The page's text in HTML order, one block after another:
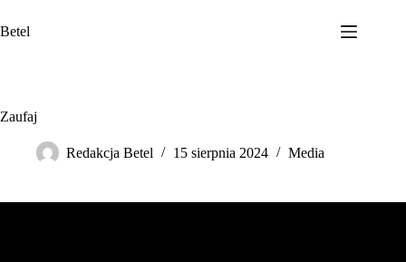
do
treści
Betel
Zaufaj
Redakcja Betel 15 sierpnia 2024 Media